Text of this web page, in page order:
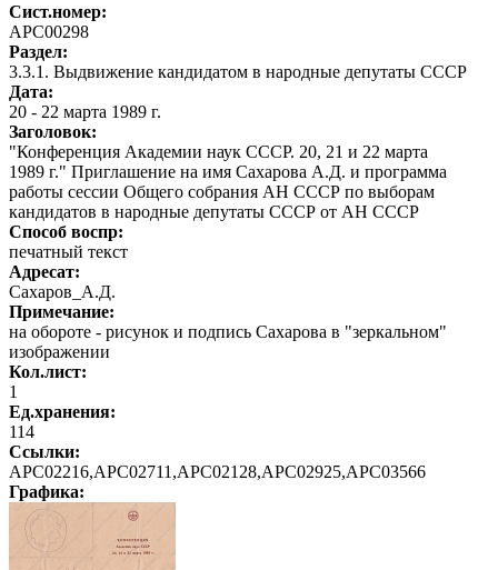
Сист.номер:
АРС00298
Раздел:
3.3.1. Выдвижение кандидатом в народные депутаты СССР
Дата:
20 - 22 марта 1989 г.
Заголовок:
"Конференция Академии наук СССР. 20, 21 и 22 марта
1989 г." Приглашение на имя Сахарова А.Д. и программа
работы сессии Общего собрания АН СССР по выборам
кандидатов в народные депутаты СССР от АН СССР
Способ воспр:
печатный текст
Адресат:
Сахаров_А.Д.
Примечание:
на обороте - рисунок и подпись Сахарова в "зеркальном"
изображении
Кол.лист:
1
Ед.хранения:
114
Ссылки:
АРС02216,АРС02711,АРС02128,АРС02925,АРС03566
Графика: